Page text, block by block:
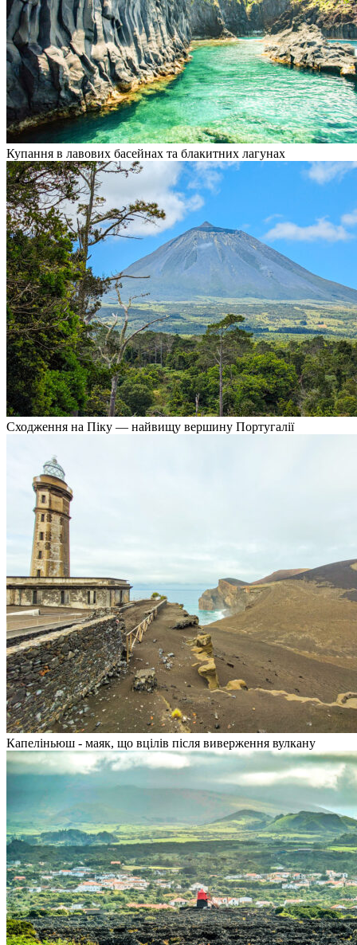
Купання в лавових басейнах та блакитних лагунах
Сходження на Піку — найвищу вершину Португалії
Капеліньюш - маяк, що вцілів після виверження вулкану